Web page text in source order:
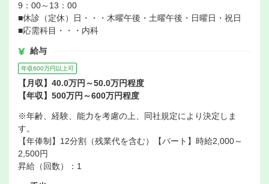
9：00～13：00
■休診（定休）日・・・木曜午後・土曜午後・日曜日・祝日
■応需科目・・・内科
給与
年収600万円以上可
【月収】40.0万円～50.0万円程度
【年収】500万円～600万円程度
※年齢、経験、能力を考慮の上、同社規定により決定しま
す。
【年俸制】12分割（残業代を含む）【パート】時給2,000～
2,500円
昇給（回数）：1